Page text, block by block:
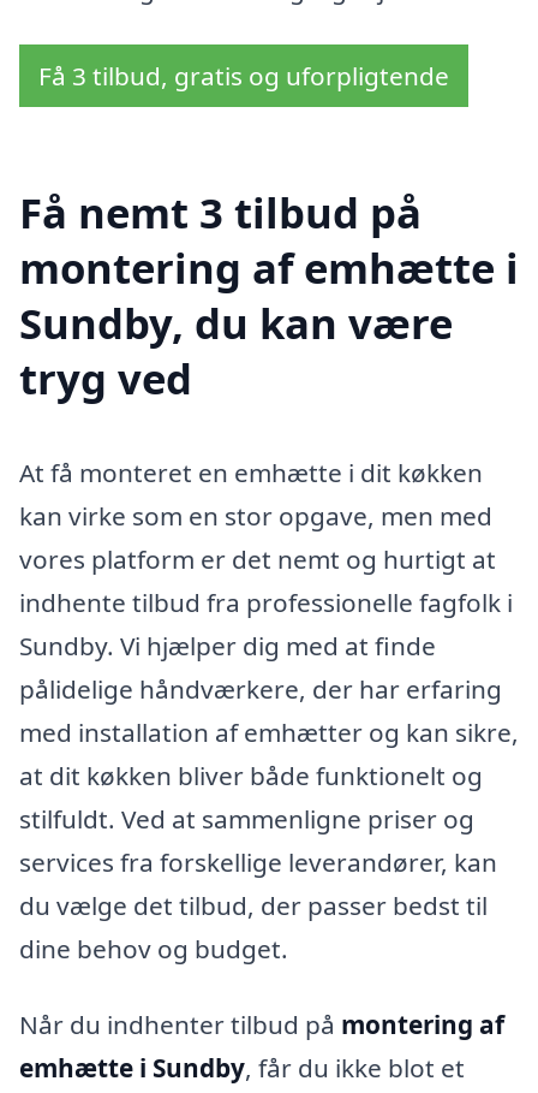
Få 3 tilbud, gratis og uforpligtende
Få nemt 3 tilbud på
montering af emhætte i
Sundby, du kan være
tryg ved
At få monteret en emhætte i dit køkken
kan virke som en stor opgave, men med
vores platform er det nemt og hurtigt at
indhente tilbud fra professionelle fagfolk i
Sundby. Vi hjælper dig med at finde
pålidelige håndværkere, der har erfaring
med installation af emhætter og kan sikre,
at dit køkken bliver både funktionelt og
stilfuldt. Ved at sammenligne priser og
services fra forskellige leverandører, kan
du vælge det tilbud, der passer bedst til
dine behov og budget.
Når du indhenter tilbud på montering af
emhætte i Sundby, får du ikke blot et